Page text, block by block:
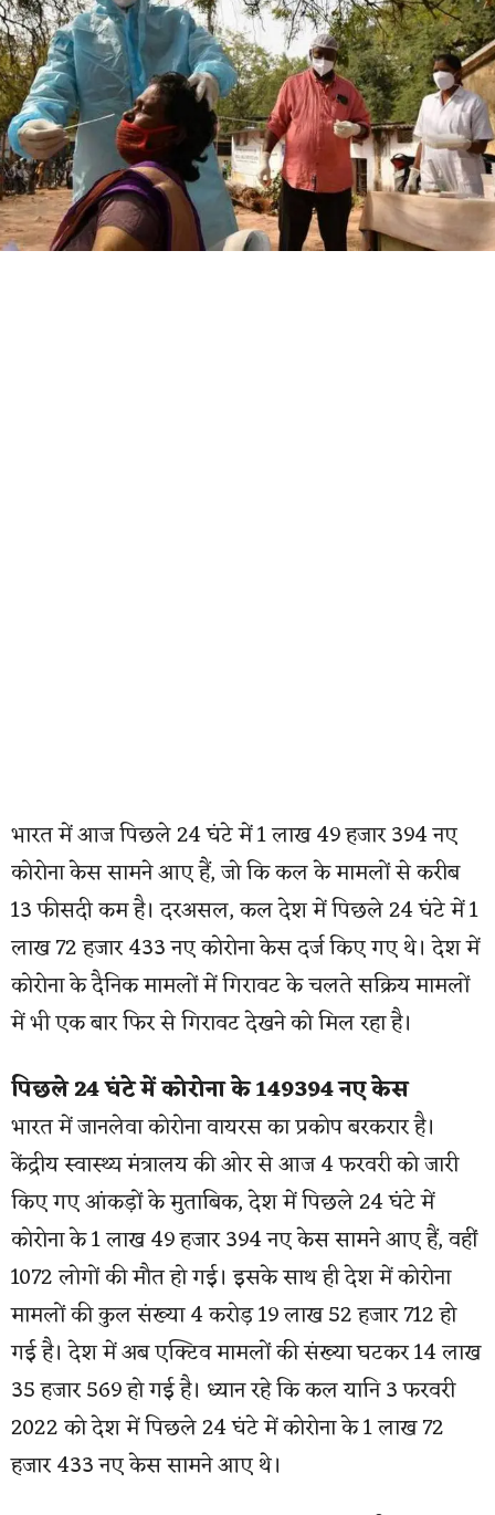
भारत में आज पिछले 24 घंटे में 1 लाख 49 हजार 394 नए
कोरोना केस सामने आए हैं, जो कि कल के मामलों से करीब
13 फीसदी कम है। दरअसल, कल देश में पिछले 24 घंटे में 1
लाख 72 हजार 433 नए कोरोना केस दर्ज किए गए थे। देश में
कोरोना के दैनिक मामलों में गिरावट के चलते सक्रिय मामलों
में भी एक बार फिर से गिरावट देखने को मिल रहा है।
पिछले 24 घंटे में कोरोना के 149394 नए केस
भारत में जानलेवा कोरोना वायरस का प्रकोप बरकरार है।
केंद्रीय स्वास्थ्य मंत्रालय की ओर से आज 4 फरवरी को जारी
किए गए आंकड़ों के मुताबिक, देश में पिछले 24 घंटे में
कोरोना के 1 लाख 49 हजार 394 नए केस सामने आए हैं, वहीं
1072 लोगों की मौत हो गई। इसके साथ ही देश में कोरोना
मामलों की कुल संख्या 4 करोड़ 19 लाख 52 हजार 712 हो
गई है। देश में अब एक्टिव मामलों की संख्या घटकर 14 लाख
35 हजार 569 हो गई है। ध्यान रहे कि कल यानि 3 फरवरी
2022 को देश में पिछले 24 घंटे में कोरोना के 1 लाख 72
हजार 433 नए केस सामने आए थे।